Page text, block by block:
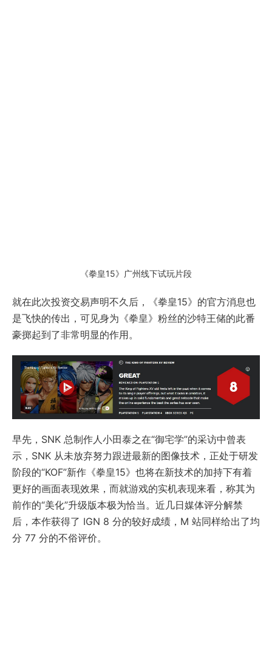
《拳皇15》广州线下试玩片段
就在此次投资交易声明不久后，《拳皇15》的官方消息也
是飞快的传出，可见身为《拳皇》粉丝的沙特王储的此番
豪掷起到了非常明显的作用。
早先，SNK 总制作人小田泰之在“御宅学”的采访中曾表
示，SNK 从未放弃努力跟进最新的图像技术，正处于研发
阶段的“KOF”新作《拳皇15》也将在新技术的加持下有着
更好的画面表现效果，而就游戏的实机表现来看，称其为
前作的“美化”升级版本极为恰当。近几日媒体评分解禁
后，本作获得了 IGN 8 分的较好成绩，M 站同样给出了均
分 77 分的不俗评价。